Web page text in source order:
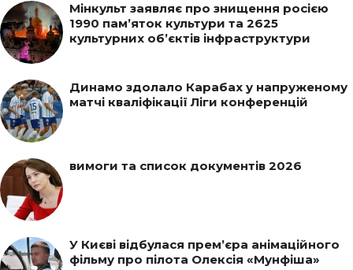
Мінкульт заявляє про знищення росією
1990 пам’яток культури та 2625
культурних об’єктів інфраструктури
Динамо здолало Карабах у напруженому
матчі кваліфікації Ліги конференцій
вимоги та список документів 2026
У Києві відбулася прем’єра анімаційного
фільму про пілота Олексія «Мунфіша»